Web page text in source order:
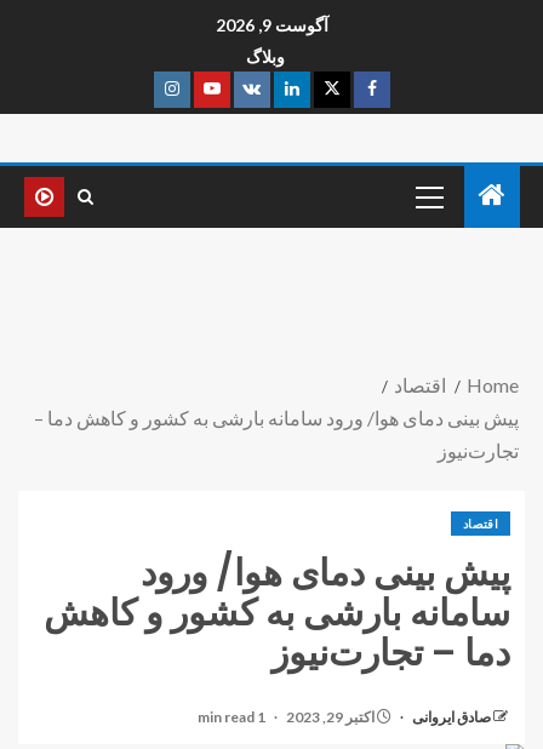
آگوست 9, 2026
وبلاگ
Home
اقتصاد
پیش بینی دمای هوا/ ورود سامانه بارشی به کشور و کاهش دما –
تجارت‌نیوز
اقتصاد
پیش بینی دمای هوا/ ورود
سامانه بارشی به کشور و کاهش
دما – تجارت‌نیوز
صادق ایروانی اکتبر 29, 2023 1 min read